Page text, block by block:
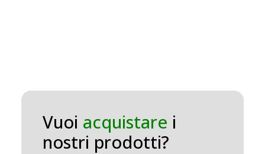
Vuoi acquistare i
nostri prodotti?